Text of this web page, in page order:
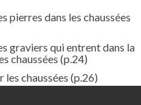
pierres dans les chaussées
graviers qui entrent dans la
chaussées (p.24)
les chaussées (p.26)